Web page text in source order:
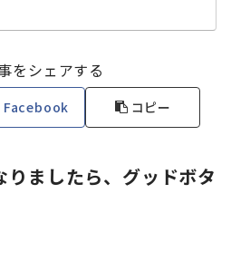
をシェアする
Facebook コピー
りましたら、グッドボタ